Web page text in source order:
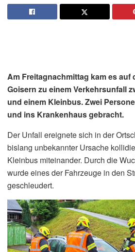
Am Freitagnachmittag kam es auf
Goisern zu einem Verkehrsunfall
und einem Kleinbus. Zwei
und ins Krankenhaus gebracht.
Der Unfall ereignete sich in der
bislang unbekannter Ursache
Kleinbus miteinander. Durch die
wurde eines der Fahrzeuge in den
geschleudert.